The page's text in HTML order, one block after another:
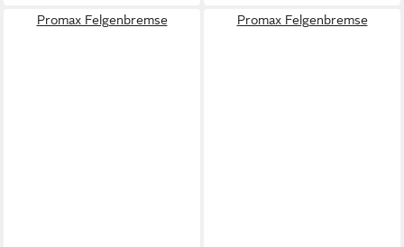
Promax Felgenbremse Promax Felgenbremse